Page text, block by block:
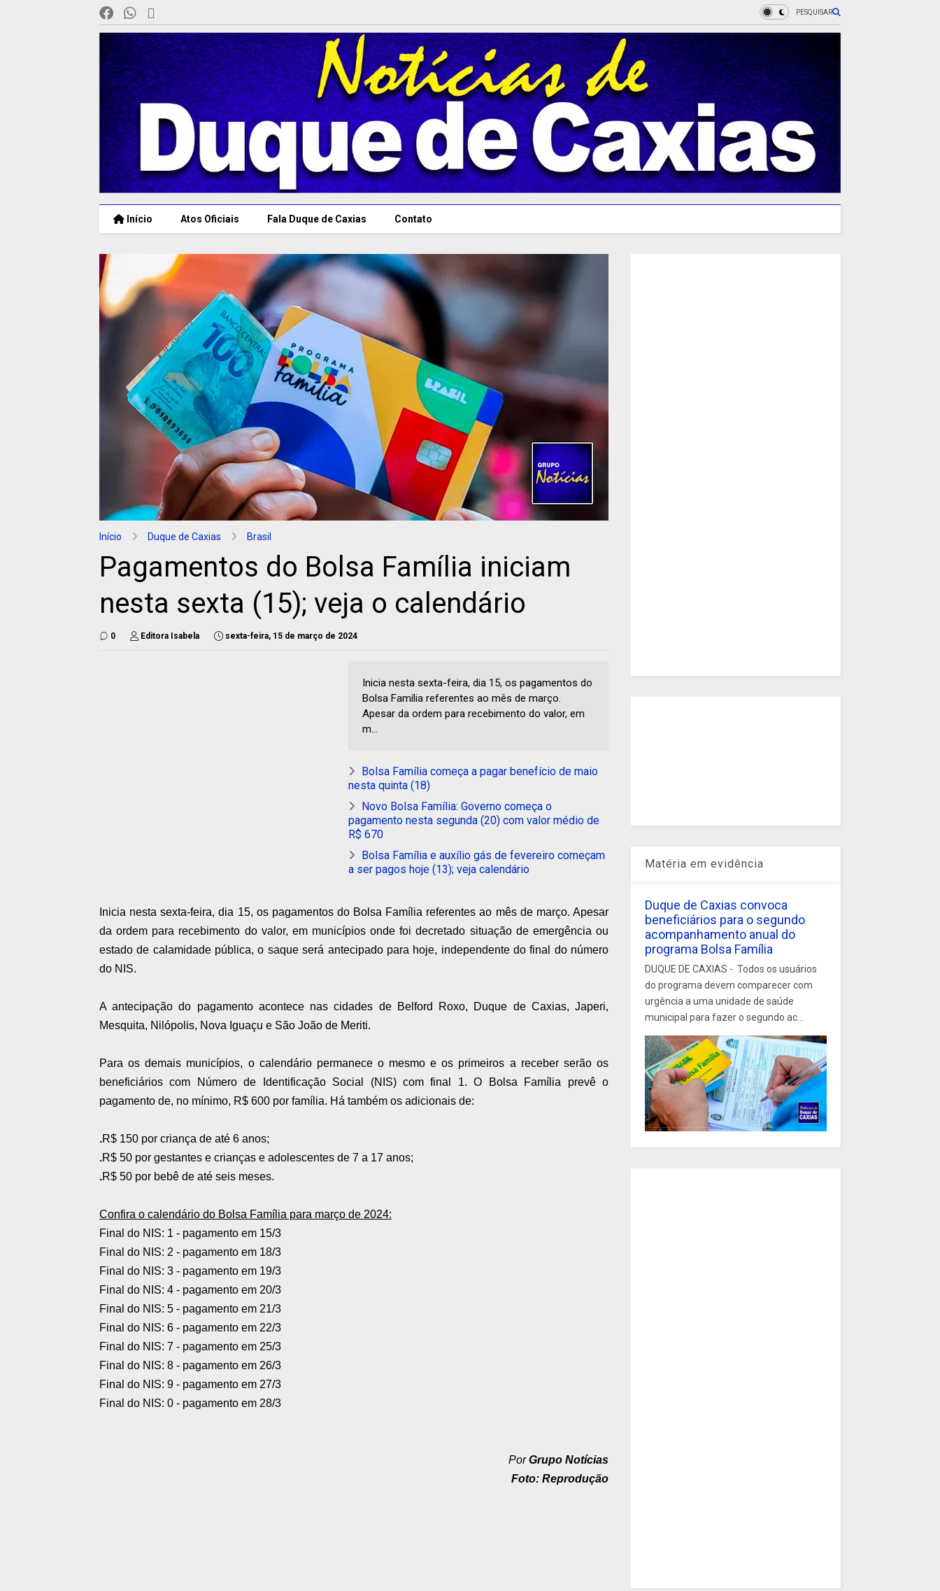
PESQUISAR
Início Atos Oficiais Fala Duque de Caxias Contato
Início Duque de Caxias Brasil
Pagamentos do Bolsa Família iniciam
nesta sexta (15); veja o calendário
0 Editora Isabela sexta-feira, 15 de março de 2024
Inicia nesta sexta-feira, dia 15, os pagamentos do
Bolsa Família referentes ao mês de março.
Apesar da ordem para recebimento do valor, em
m...
Bolsa Família começa a pagar benefício de maio
nesta quinta (18)
Novo Bolsa Família: Governo começa o
pagamento nesta segunda (20) com valor médio de
R$ 670
Bolsa Família e auxílio gás de fevereiro começam
a ser pagos hoje (13); veja calendário
Inicia nesta sexta-feira, dia 15, os pagamentos do Bolsa Família referentes ao mês de março. Apesar
da ordem para recebimento do valor, em municípios onde foi decretado situação de emergência ou
estado de calamidade pública, o saque será antecipado para hoje, independente do final do número
do NIS.
A antecipação do pagamento acontece nas cidades de Belford Roxo, Duque de Caxias, Japeri,
Mesquita, Nilópolis, Nova Iguaçu e São João de Meriti.
Para os demais municípios, o calendário permanece o mesmo e os primeiros a receber serão os
beneficiários com Número de Identificação Social (NIS) com final 1. O Bolsa Família prevê o
pagamento de, no mínimo, R$ 600 por família. Há também os adicionais de:
.R$ 150 por criança de até 6 anos;
.R$ 50 por gestantes e crianças e adolescentes de 7 a 17 anos;
.R$ 50 por bebê de até seis meses.
Confira o calendário do Bolsa Família para março de 2024:
Final do NIS: 1 - pagamento em 15/3
Final do NIS: 2 - pagamento em 18/3
Final do NIS: 3 - pagamento em 19/3
Final do NIS: 4 - pagamento em 20/3
Final do NIS: 5 - pagamento em 21/3
Final do NIS: 6 - pagamento em 22/3
Final do NIS: 7 - pagamento em 25/3
Final do NIS: 8 - pagamento em 26/3
Final do NIS: 9 - pagamento em 27/3
Final do NIS: 0 - pagamento em 28/3
PorGrupo Notícias
Foto: Reprodução
Matéria em evidência
Duque de Caxias convoca
beneficiários para o segundo
acompanhamento anual do
programa Bolsa Família
DUQUE DE CAXIAS - Todos os usuários
do programa devem comparecer com
urgência a uma unidade de saúde
municipal para fazer o segundo ac...